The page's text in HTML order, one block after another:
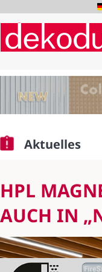
Navigation
Aktuelles
HPL
AUCH IN